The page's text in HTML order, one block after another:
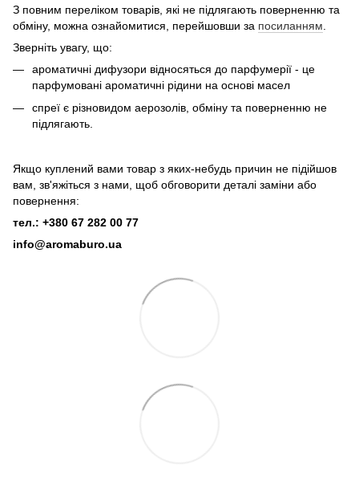
З повним переліком товарів, які не підлягають поверненню та
обміну, можна ознайомитися, перейшовши за посиланням
Зверніть увагу, що:
ароматичні дифузори відносяться до парфумерії - це
парфумовані ароматичні рідини на основі масел
спреї є різновидом аерозолів, обміну та поверненню не
підлягають.
Якщо куплений вами товар з яких-небудь причин не підійшов
вам, зв'яжіться з нами, щоб обговорити деталі заміни або
повернення:
тел.: +380 67 282 00 77
info@aromaburo.ua